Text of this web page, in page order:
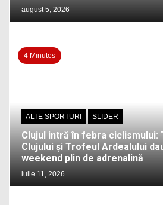
august 5, 2026
4 Minutes
ALTE SPORTURI SLIDER
Clujul intră în febra ciclismului:
Clujului și Trofeul Ardealului
weekend plin de adrenalină
iulie 11, 2026